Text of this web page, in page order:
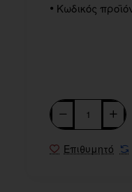
Κωδικός
Επιθυμητό